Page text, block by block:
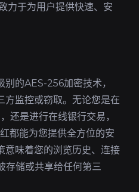
力于为用户提供快速、安
的AES-256加密技术，
方监控或窃取。无论您是在
还是进行在线银行交易，
都能为您提供全方位的安
意味着您的浏览历史、连接
存储或共享给任何第三